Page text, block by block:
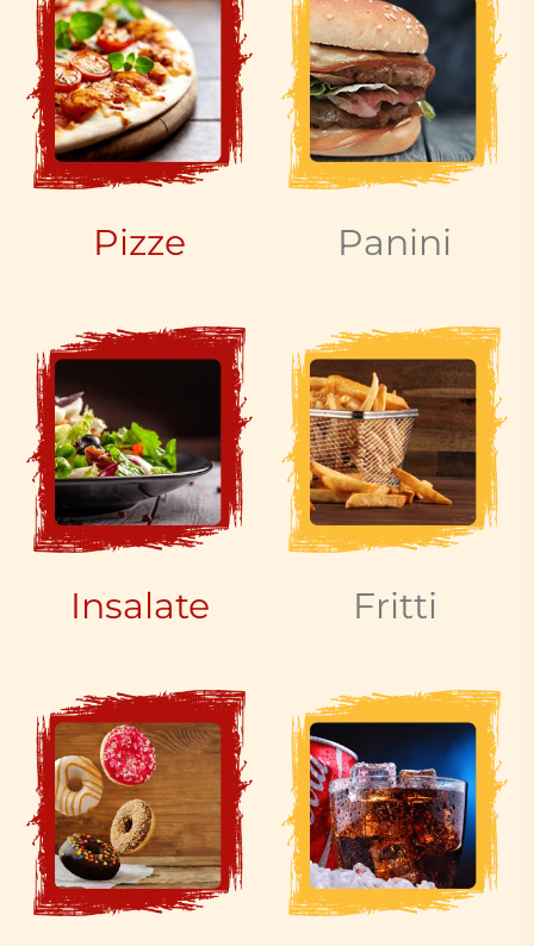
Pizze Panini
Insalate Fritti